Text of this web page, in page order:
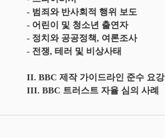
- 범죄와 반사회적 행위 보도
- 어린이 및 청소년 출연자
- 정치와 공공정책, 여론조사
- 전쟁, 테러 및 비상사태
II. BBC 제작 가이드라인 준수 요강
III. BBC 트러스트 자율 심의 사례